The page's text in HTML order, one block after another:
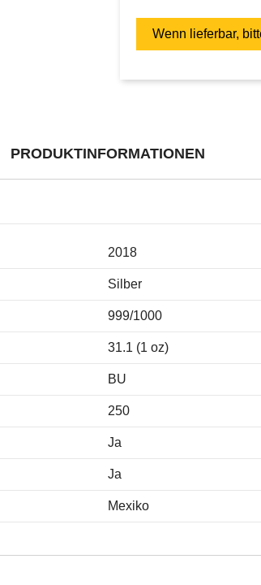
PRODUKTINFORMATIONEN
2018
Silber
999/1000
31.1 (1 oz)
BU
250
Ja
Ja
Mexiko